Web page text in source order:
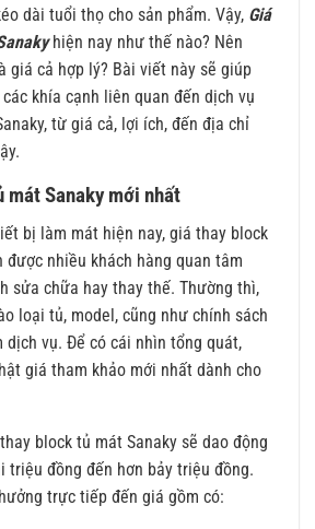
dài tuổi thọ cho sản phẩm. Vậy, Giá
hiện nay như thế nào? Nên
giá cả hợp lý? Bài viết này sẽ giúp
khía cạnh liên quan đến dịch vụ
từ giá cả, lợi ích, đến địa chỉ
mát Sanaky mới nhất
bị làm mát hiện nay, giá thay block
được nhiều khách hàng quan tâm
sửa chữa hay thay thế. Thường thì,
loại tủ, model, cũng như chính sách
vụ. Để có cái nhìn tổng quát,
giá tham khảo mới nhất dành cho
block tủ mát Sanaky sẽ dao động
triệu đồng đến hơn bảy triệu đồng.
trực tiếp đến giá gồm có: